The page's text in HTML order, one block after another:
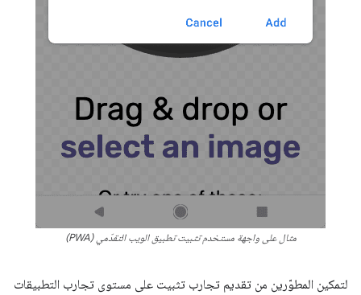
مثال على واجهة مستخدم تثبيت تطبيق الويب التقدّمي (PWA)
لتمكين المطوّرين من تقديم تجارب تثبيت على مستوى تجارب التطبيقات